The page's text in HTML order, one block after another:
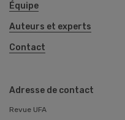
Équipe
Auteurs et experts
Contact
Adresse de contact
Revue UFA